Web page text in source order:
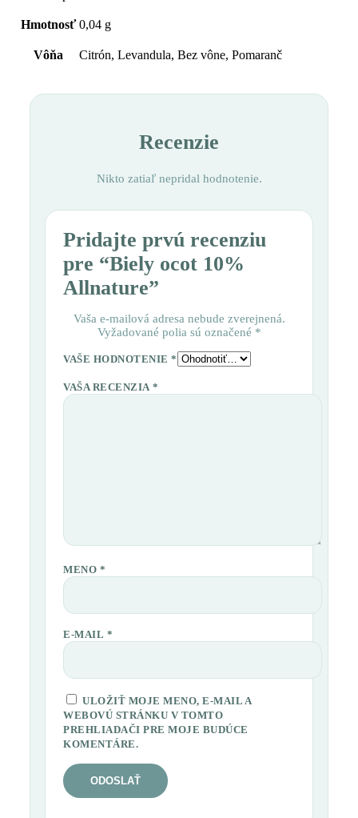
Hmotnosť 0,04 g
Vôňa Citrón, Levandula, Bez vône, Pomaranč
Recenzie
Nikto zatiaľ nepridal hodnotenie.
Pridajte prvú recenziu
pre “Biely ocot 10%
Allnature”
Vaša e-mailová adresa nebude zverejnená.
Vyžadované polia sú označené *
VAŠE HODNOTENIE *
VAŠA RECENZIA *
MENO *
E-MAIL *
ULOŽIŤ MOJE MENO, E-MAIL A
WEBOVÚ STRÁNKU V TOMTO
PREHLIADAČI PRE MOJE BUDÚCE
KOMENTÁRE.